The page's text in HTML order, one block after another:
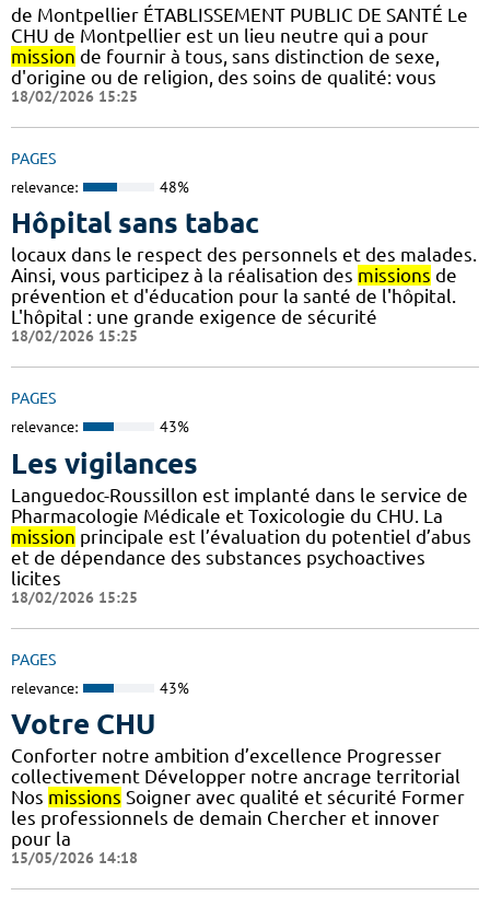
de Montpellier ÉTABLISSEMENT PUBLIC DE SANTÉ Le
CHU de Montpellier est un lieu neutre qui a pour
mission de fournir à tous, sans distinction de sexe,
d'origine ou de religion, des soins de qualité: vous
18/02/2026 15:25
PAGES
relevance: 48%
Hôpital sans tabac
locaux dans le respect des personnels et des malades.
Ainsi, vous participez à la réalisation des missions de
prévention et d'éducation pour la santé de l'hôpital.
L'hôpital : une grande exigence de sécurité
18/02/2026 15:25
PAGES
relevance: 43%
Les vigilances
Languedoc-Roussillon est implanté dans le service de
Pharmacologie Médicale et Toxicologie du CHU. La
mission principale est l’évaluation du potentiel d’abus
et de dépendance des substances psychoactives
licites
18/02/2026 15:25
PAGES
relevance: 43%
Votre CHU
Conforter notre ambition d’excellence Progresser
collectivement Développer notre ancrage territorial
Nos missions Soigner avec qualité et sécurité Former
les professionnels de demain Chercher et innover
pour la
15/05/2026 14:18